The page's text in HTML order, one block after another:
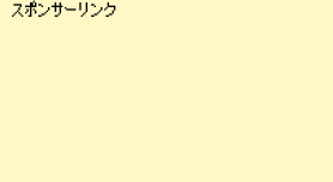
スポンサーリンク